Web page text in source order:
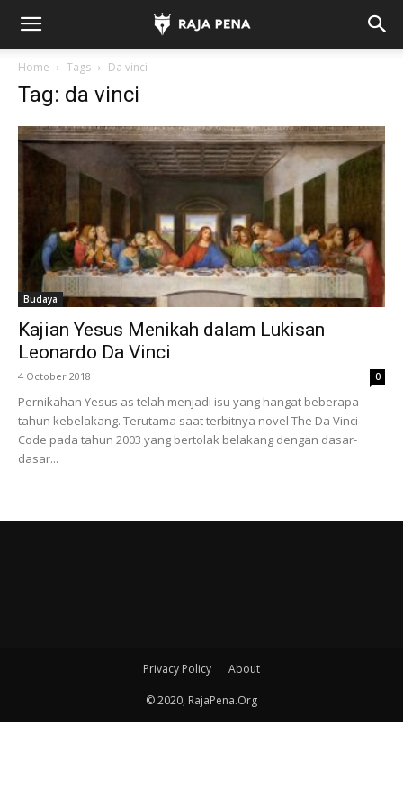
Home Tags Da vinci
Tag: da vinci
Budaya
Kajian Yesus Menikah dalam Lukisan
Leonardo Da Vinci
4 October 2018 0
Pernikahan Yesus as telah menjadi isu yang hangat beberapa
tahun kebelakang. Terutama saat terbitnya novel The Da Vinci
Code pada tahun 2003 yang bertolak belakang dengan dasar-
dasar...
Privacy Policy About
© 2020, RajaPena.Org